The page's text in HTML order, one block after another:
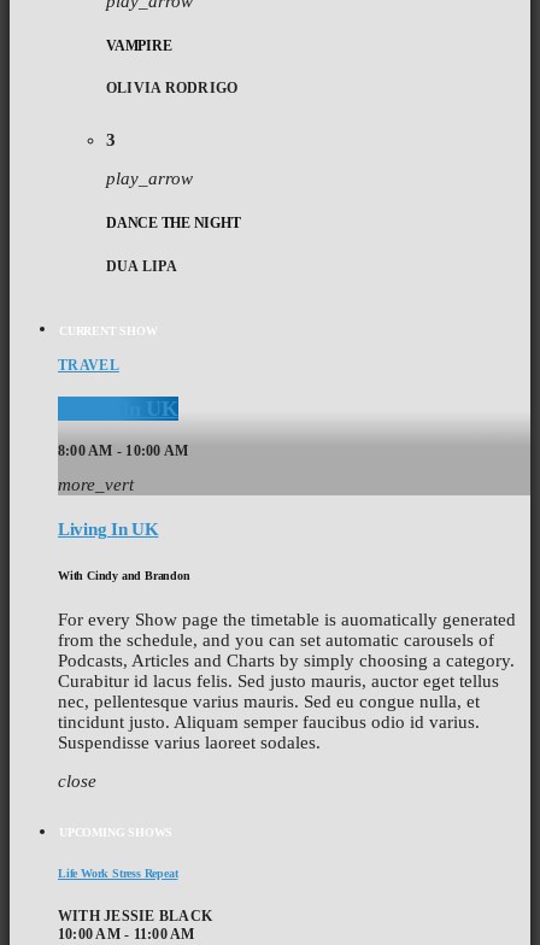
VAMPIRE
OLIVIA RODRIGO
3
play_arrow
DANCE THE NIGHT
DUA LIPA
CURRENT SHOW
TRAVEL
Living In UK
8:00 AM - 10:00 AM
more_vert
Living In UK
With Cindy and Brandon
For every Show page the timetable is auomatically generated
from the schedule, and you can set automatic carousels of
Podcasts, Articles and Charts by simply choosing a category.
Curabitur id lacus felis. Sed justo mauris, auctor eget tellus
nec, pellentesque varius mauris. Sed eu congue nulla, et
tincidunt justo. Aliquam semper faucibus odio id varius.
Suspendisse varius laoreet sodales.
close
UPCOMING SHOWS
Life Work Stress Repeat
WITH JESSIE BLACK
10:00 AM - 11:00 AM